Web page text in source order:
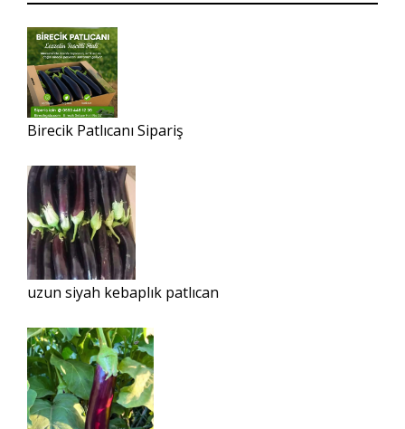
Birecik Patlıcanı Sipariş
uzun siyah kebaplık patlıcan